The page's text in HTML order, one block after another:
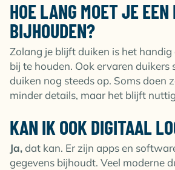
HOE LANG MOET JE EEN
BIJHOUDEN?
Zolang je blijft duiken is het handig
bij te houden. Ook ervaren duikers
duiken nog steeds op. Soms doen
minder details, maar het blijft
KAN IK OOK DIGITAAL
Ja,dat kan. Er zijn apps en
gegevens bijhoudt. Veel moderne